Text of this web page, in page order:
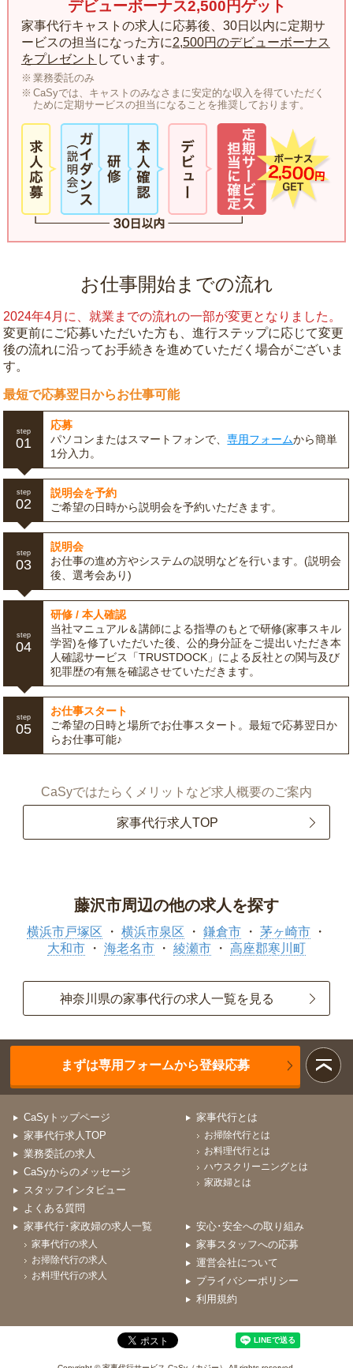
デビューボーナス2,500円ゲット
家事代行キャストの求人に応募後、30日以内に定期サ
ービスの担当になった方に2,500円のデビューボーナス
をプレゼント しています。
業務委託のみ
CaSyでは、キャストのみなさまに安定的な収入を得ていただく
ために定期サービスの担当になることを推奨しております。
お仕事開始までの流れ
2024年4月に、就業までの流れの一部が変更となりました。
変更前にご応募いただいた方も、進行ステップに応じて変更
後の流れに沿ってお手続きを進めていただく場合がございま
す。
最短で応募翌日からお仕事可能
step
01
応募
パソコンまたはスマートフォンで、専用フォームから簡単
1分入力。
step
02
説明会を予約
ご希望の日時から説明会を予約いただきます。
step
03
説明会
お仕事の進め方やシステムの説明などを行います。(説明会
後、選考会あり)
step
04
研修 / 本人確認
当社マニュアル＆講師による指導のもとで研修(家事スキル
学習)を修了いただいた後、公的身分証をご提出いただき本
人確認サービス「TRUSTDOCK」による反社との関与及び
犯罪歴の有無を確認させていただきます。
step
05
お仕事スタート
ご希望の日時と場所でお仕事スタート。最短で応募翌日か
らお仕事可能♪
CaSyではたらくメリットなど求人概要のご案内
家事代行求人TOP
藤沢市周辺の他の求人を探す
横浜市戸塚区 横浜市泉区 鎌倉市
茅ヶ崎市
大和市
海老名市 綾瀬市 高座郡寒川町
神奈川県の家事代行の求人一覧を見る
まずは専用フォームから登録応募
CaSyトップページ
家事代行求人TOP
業務委託の求人
CaSyからのメッセージ
スタッフインタビュー
よくある質問
家事代行とは
お掃除代行とは
お料理代行とは
ハウスクリーニングとは
家政婦とは
家事代行･家政婦の求人一覧
家事代行の求人
お掃除代行の求人
お料理代行の求人
安心･安全への取り組み
家事スタッフへの応募
運営会社について
プライバシーポリシー
利用規約